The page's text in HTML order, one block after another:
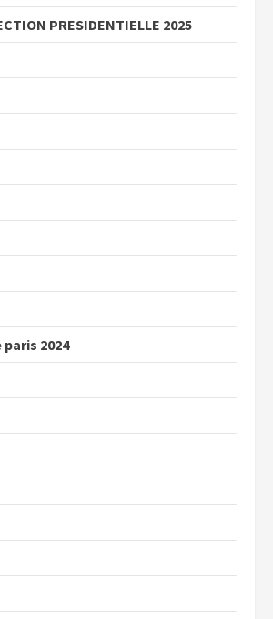
PRESIDENTIELLE 2025
2024